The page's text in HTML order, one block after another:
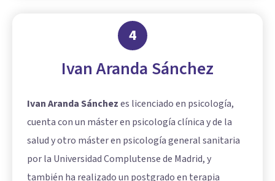
4
Ivan Aranda Sánchez
Ivan Aranda Sánchezes licenciado en psicología,
cuenta con un máster en psicología clínica y de la
salud y otro máster en psicología general sanitaria
por la Universidad Complutense de Madrid, y
también ha realizado un postgrado en terapia